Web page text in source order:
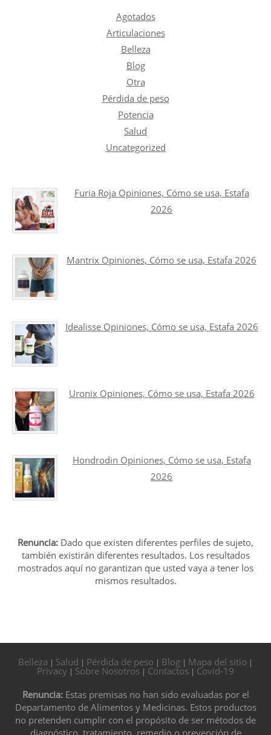
Agotados
Articulaciones
Belleza
Blog
Otra
Pérdida de peso
Potencia
Salud
Uncategorized
Furia Roja Opiniones, Cómo se usa, Estafa
2026
Mantrix Opiniones, Cómo se usa, Estafa 2026
Idealisse Opiniones, Cómo se usa, Estafa 2026
Uronix Opiniones, Cómo se usa, Estafa 2026
Hondrodin Opiniones, Cómo se usa, Estafa
2026
Renuncia: Dado que existen diferentes perfiles de sujeto,
también existirán diferentes resultados. Los resultados
mostrados aquí no garantizan que usted vaya a tener los
mismos resultados.
Belleza | Salud | Pérdida de peso | Blog | Mapa del sitio |
Privacy | Sobre Nosotros | Contactos | Covid-19
Renuncia:Estas premisas no han sido evaluadas por el
Departamento de Alimentos y Medicinas. Estos productos
no pretenden cumplir con el propósito de ser métodos de